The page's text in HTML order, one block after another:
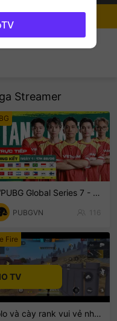
Streamer
🏆PUBG Global Series 7 - PGS 7
PUBGVN 116
Fire
solo và cày rank vui vẻ nha ae.ai chơi thì id
Sundan
TV